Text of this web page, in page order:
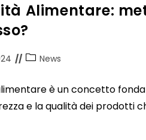
Alimentare:
News
è un concetto
e la qualità dei prodotti